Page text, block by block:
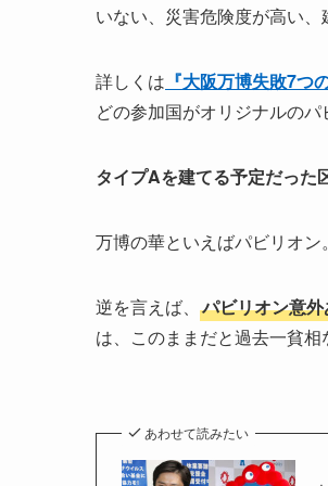
いない、災害危険度が高い
詳しくは 『大阪万博失敗7つ
どの参加国がオリジナルのパ
タイプAを建てる予定だった
万博の華といえばパビリオン。
逆を言えば、 パビリオン意
は、このままだと過去一貧相
あわせて読みたい